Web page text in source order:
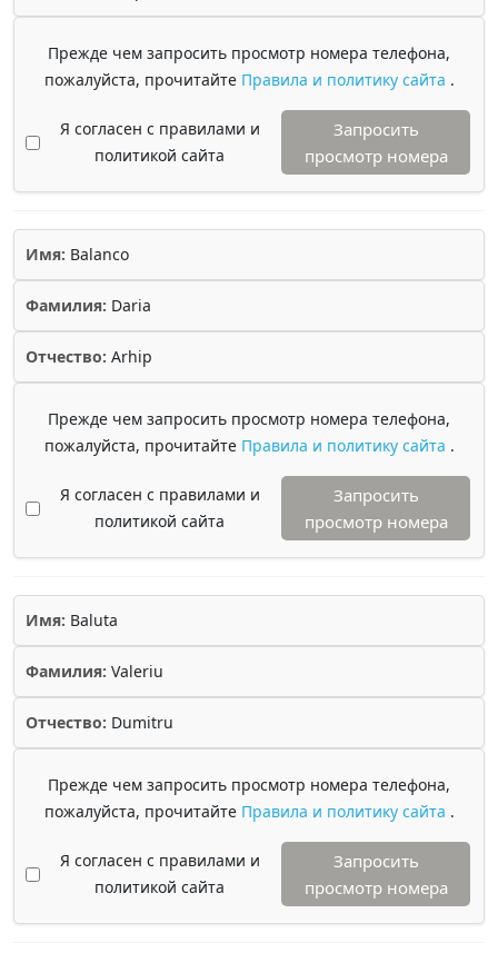
Прежде чем запросить просмотр номера телефона,
пожалуйста, прочитайте Правила и политику сайта .
Я согласен с правилами и
политикой сайта
Запросить
просмотр номера
Имя: Balanco
Фамилия: Daria
Отчество: Arhip
Прежде чем запросить просмотр номера телефона,
пожалуйста, прочитайте Правила и политику сайта .
Я согласен с правилами и
политикой сайта
Запросить
просмотр номера
Имя: Baluta
Фамилия: Valeriu
Отчество: Dumitru
Прежде чем запросить просмотр номера телефона,
пожалуйста, прочитайте Правила и политику сайта .
Я согласен с правилами и
политикой сайта
Запросить
просмотр номера